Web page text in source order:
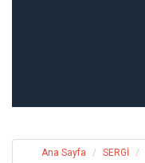
Ana Sayfa SERGİ